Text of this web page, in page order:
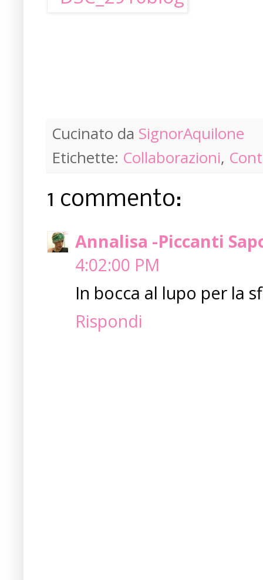
Cucinato da SignorAquilone
Etichette: Collaborazioni,
1 commento:
Annalisa -Piccanti
4:02:00 PM
In bocca al lupo per la
Rispondi